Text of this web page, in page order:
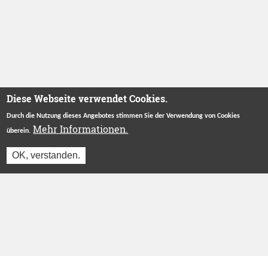
Diese Webseite verwendet Cookies.
Durch die Nutzung dieses Angebotes stimmen Sie der Verwendung von Cookies
überein. Mehr Informationen.
OK, verstanden.